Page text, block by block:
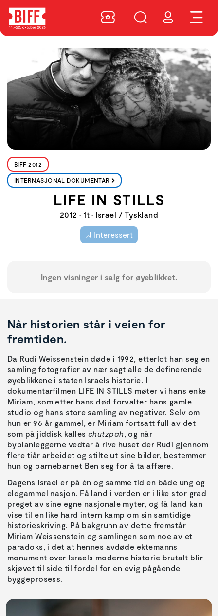
BIFF 2012
INTERNASJONAL DOKUMENTAR
LIFE IN STILLS
2012 • 1t • Israel / Tyskland
Interessert
Ingen visninger i salg for øyeblikket.
Når historien står i veien for
fremtiden.
Da Rudi Weissenstein døde i 1992, etterlot han seg en
samling fotografier av nær sagt alle de definerende
øyeblikkene i staten Israels historie. I
dokumentarfilmen LIFE IN STILLS møter vi hans enke
Miriam, som etter hans død forvalter hans gamle
studio og hans store samling av negativer. Selv om
hun er 96 år gammel, er Miriam fortsatt full av det
som på jiddisk kalles chutzpah, og når
byplanleggerne vedtar å rive huset der Rudi gjennom
flere tiår arbeidet og stilte ut sine bilder, bestemmer
hun og barnebarnet Ben seg for å ta affære.
Dagens Israel er på én og samme tid en både ung og
eldgammel nasjon. Få land i verden er i like stor grad
preget av sine egne nasjonale myter, og få land kan
vise til en like hard intern kamp om sin samtidige
historieskriving. På bakgrunn av dette fremstår
Miriam Weissenstein og samlingen som noe av et
paradoks, i det at hennes avdøde ektemanns
monument over Israels moderne historie brutalt blir
skjøvet til side til fordel for en evig pågående
byggeprosess.